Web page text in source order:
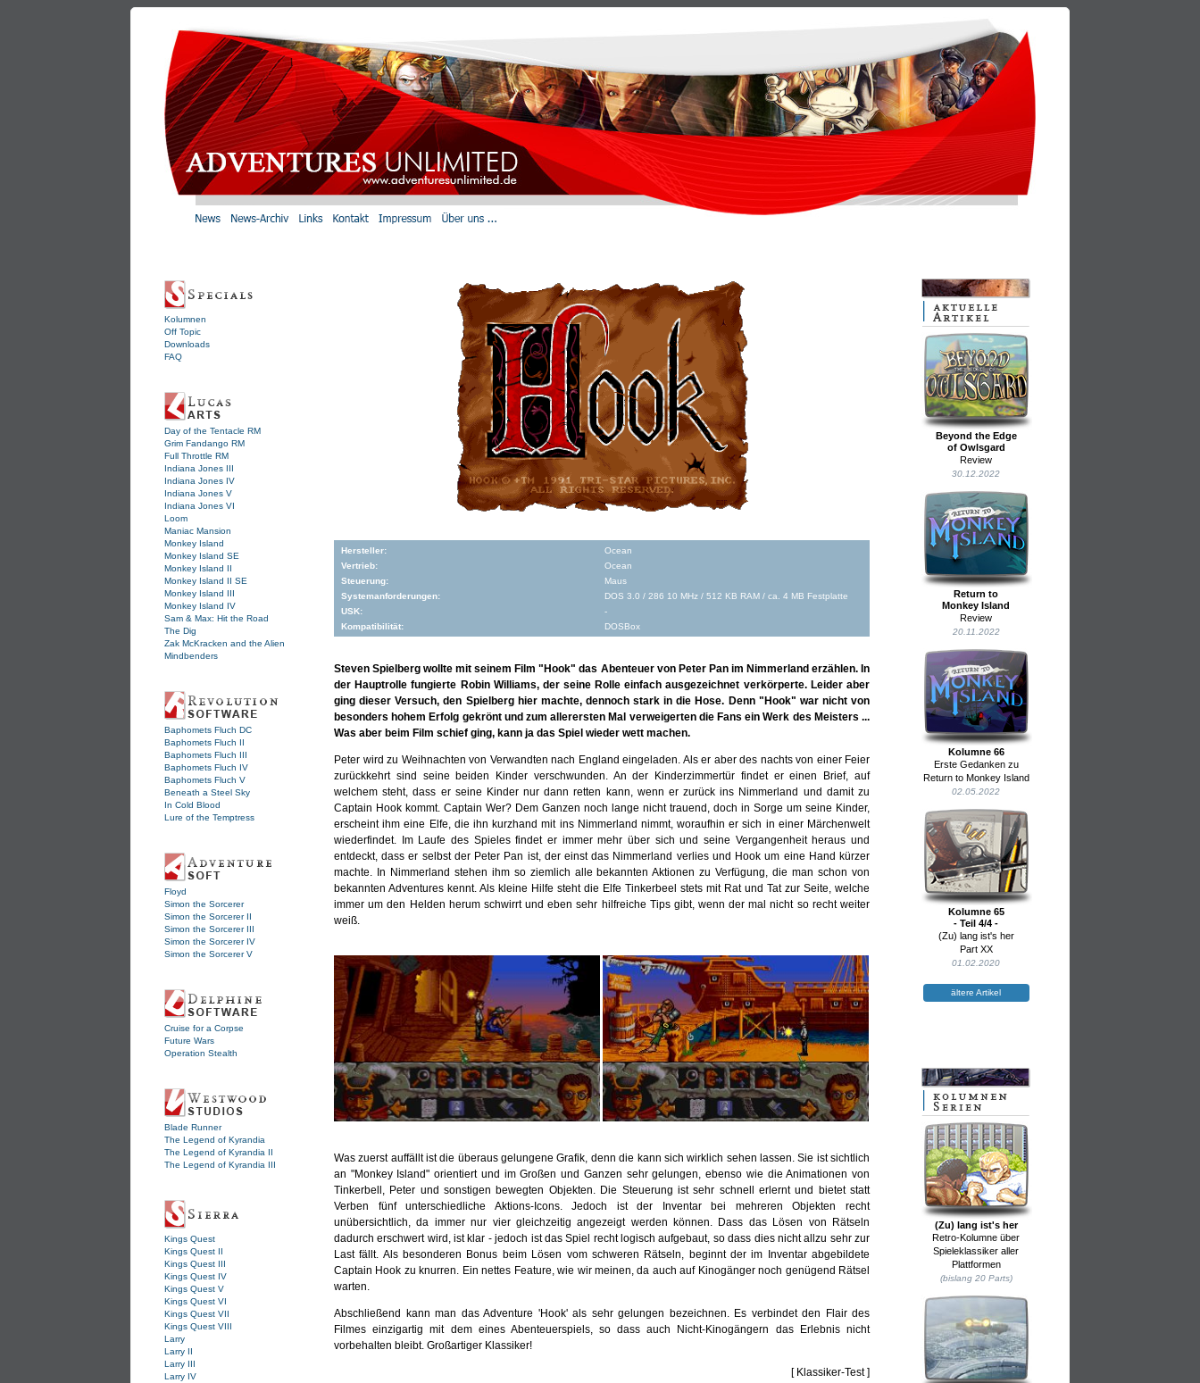
Kolumnen
Off Topic
Downloads
FAQ
Day of the Tentacle RM
Grim Fandango RM
Full Throttle RM
Indiana Jones III
Indiana Jones IV
Indiana Jones V
Indiana Jones VI
Loom
Maniac Mansion
Monkey Island
Monkey Island SE
Monkey Island II
Monkey Island II SE
Monkey Island III
Monkey Island IV
Sam & Max: Hit the Road
The Dig
Zak McKracken and the Alien
Mindbenders
Baphomets Fluch DC
Baphomets Fluch II
Baphomets Fluch III
Baphomets Fluch IV
Baphomets Fluch V
Beneath a Steel Sky
In Cold Blood
Lure of the Temptress
Floyd
Simon the Sorcerer
Simon the Sorcerer II
Simon the Sorcerer III
Simon the Sorcerer IV
Simon the Sorcerer V
Cruise for a Corpse
Future Wars
Operation Stealth
Blade Runner
The Legend of Kyrandia
The Legend of Kyrandia II
The Legend of Kyrandia III
Kings Quest
Kings Quest II
Kings Quest III
Kings Quest IV
Kings Quest V
Kings Quest VI
Kings Quest VII
Kings Quest VIII
Larry
Larry II
Larry III
Larry IV
Hersteller:
Ocean
Vertrieb:
Ocean
Steuerung:
Maus
Systemanforderungen:
DOS 3.0 / 286 10 MHz / 512 KB RAM / ca. 4 MB Festplatte
USK:
-
Kompatibilität:
DOSBox
Steven Spielberg wollte mit seinem Film "Hook" das Abenteuer von Peter Pan im Nimmerland erzählen. In
der Hauptrolle fungierte Robin Williams, der seine Rolle einfach ausgezeichnet verkörperte. Leider aber
ging dieser Versuch, den Spielberg hier machte, dennoch stark in die Hose. Denn "Hook" war nicht von
besonders hohem Erfolg gekrönt und zum allerersten Mal verweigerten die Fans ein Werk des Meisters ...
Was aber beim Film schief ging, kann ja das Spiel wieder wett machen.
Peter wird zu Weihnachten von Verwandten nach England eingeladen. Als er aber des nachts von einer Feier
zurückkehrt sind seine beiden Kinder verschwunden. An der Kinderzimmertür findet er einen Brief, auf
welchem steht, dass er seine Kinder nur dann retten kann, wenn er zurück ins Nimmerland und damit zu
Captain Hook kommt. Captain Wer? Dem Ganzen noch lange nicht trauend, doch in Sorge um seine Kinder,
erscheint ihm eine Elfe, die ihn kurzhand mit ins Nimmerland nimmt, woraufhin er sich in einer Märchenwelt
wiederfindet. Im Laufe des Spieles findet er immer mehr über sich und seine Vergangenheit heraus und
entdeckt, dass er selbst der Peter Pan ist, der einst das Nimmerland verlies und Hook um eine Hand kürzer
machte. In Nimmerland stehen ihm so ziemlich alle bekannten Aktionen zu Verfügung, die man schon von
bekannten Adventures kennt. Als kleine Hilfe steht die Elfe Tinkerbeel stets mit Rat und Tat zur Seite, welche
immer um den Helden herum schwirrt und eben sehr hilfreiche Tips gibt, wenn der mal nicht so recht weiter
weiß.
Was zuerst auffällt ist die überaus gelungene Grafik, denn die kann sich wirklich sehen lassen. Sie ist sichtlich
an "Monkey Island" orientiert und im Großen und Ganzen sehr gelungen, ebenso wie die Animationen von
Tinkerbell, Peter und sonstigen bewegten Objekten. Die Steuerung ist sehr schnell erlernt und bietet statt
Verben fünf unterschiedliche Aktions-Icons. Jedoch ist der Inventar bei mehreren Objekten recht
unübersichtlich, da immer nur vier gleichzeitig angezeigt werden können. Dass das Lösen von Rätseln
dadurch erschwert wird, ist klar - jedoch ist das Spiel recht logisch aufgebaut, so dass dies nicht allzu sehr zur
Last fällt. Als besonderen Bonus beim Lösen vom schweren Rätseln, beginnt der im Inventar abgebildete
Captain Hook zu knurren. Ein nettes Feature, wie wir meinen, da auch auf Kinogänger noch genügend Rätsel
warten.
Abschließend kann man das Adventure 'Hook' als sehr gelungen bezeichnen. Es verbindet den Flair des
Filmes einzigartig mit dem eines Abenteuerspiels, so dass auch Nicht-Kinogängern das Erlebnis nicht
vorbehalten bleibt. Großartiger Klassiker!
[ Klassiker-Test ]
Beyond the Edge
of Owlsgard
Review
30.12.2022
Return to
Monkey Island
Review
20.11.2022
Kolumne 66
Erste Gedanken zu
Return to Monkey Island
02.05.2022
Kolumne 65
- Teil 4/4 -
(Zu) lang ist's her
Part XX
01.02.2020
ältere Artikel
(Zu) lang ist's her
Retro-Kolumne über
Spieleklassiker aller
Plattformen
(bislang 20 Parts)